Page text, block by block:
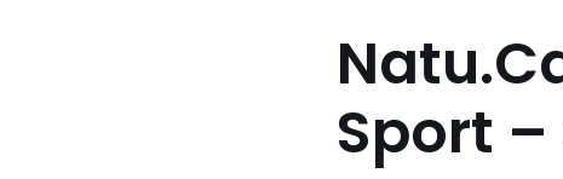
Sport